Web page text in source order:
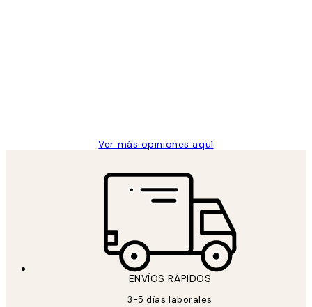
Ver más opiniones aquí
ENVÍOS RÁPIDOS
3-5 días laborales